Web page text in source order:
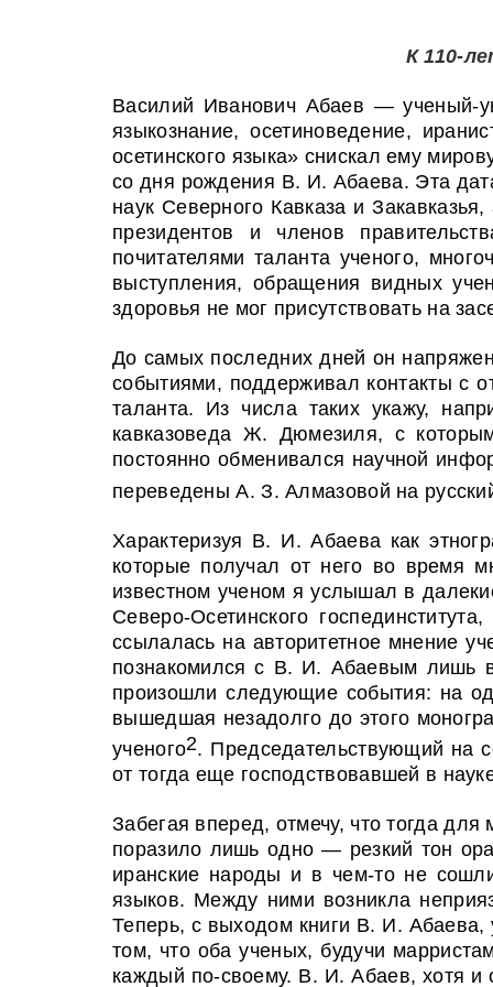
К 110-
Василий Иванович Абаев — ученый-
языкознание, осетиноведение,
осетинского языка» снискал ему
со дня рождения В. И. Абаева. Эта
наук Северного Кавказа и
президентов и членов
почитателями таланта ученого,
выступления, обращения видных
здоровья не мог присутствовать на
До самых последних дней он
событиями, поддерживал контакты с
таланта. Из числа таких укажу,
кавказоведа Ж. Дюмезиля, с
постоянно обменивался научной
переведены А. З. Алмазовой на
Характеризуя В. И. Абаева как
которые получал от него во время
известном ученом я услышал в
Северо-Осетинского
ссылалась на авторитетное мнение
познакомился с В. И. Абаевым лишь
произошли следующие события: на
вышедшая незадолго до этого
ученого2. Председательствующий на
от тогда еще господствовавшей в
Забегая вперед, отмечу, что тогда
поразило лишь одно — резкий тон
иранские народы и в чем-то не
языков. Между ними возникла
Теперь, с выходом книги В. И. Абаева,
том, что оба ученых, будучи
каждый по-своему. В. И. Абаев, хотя и